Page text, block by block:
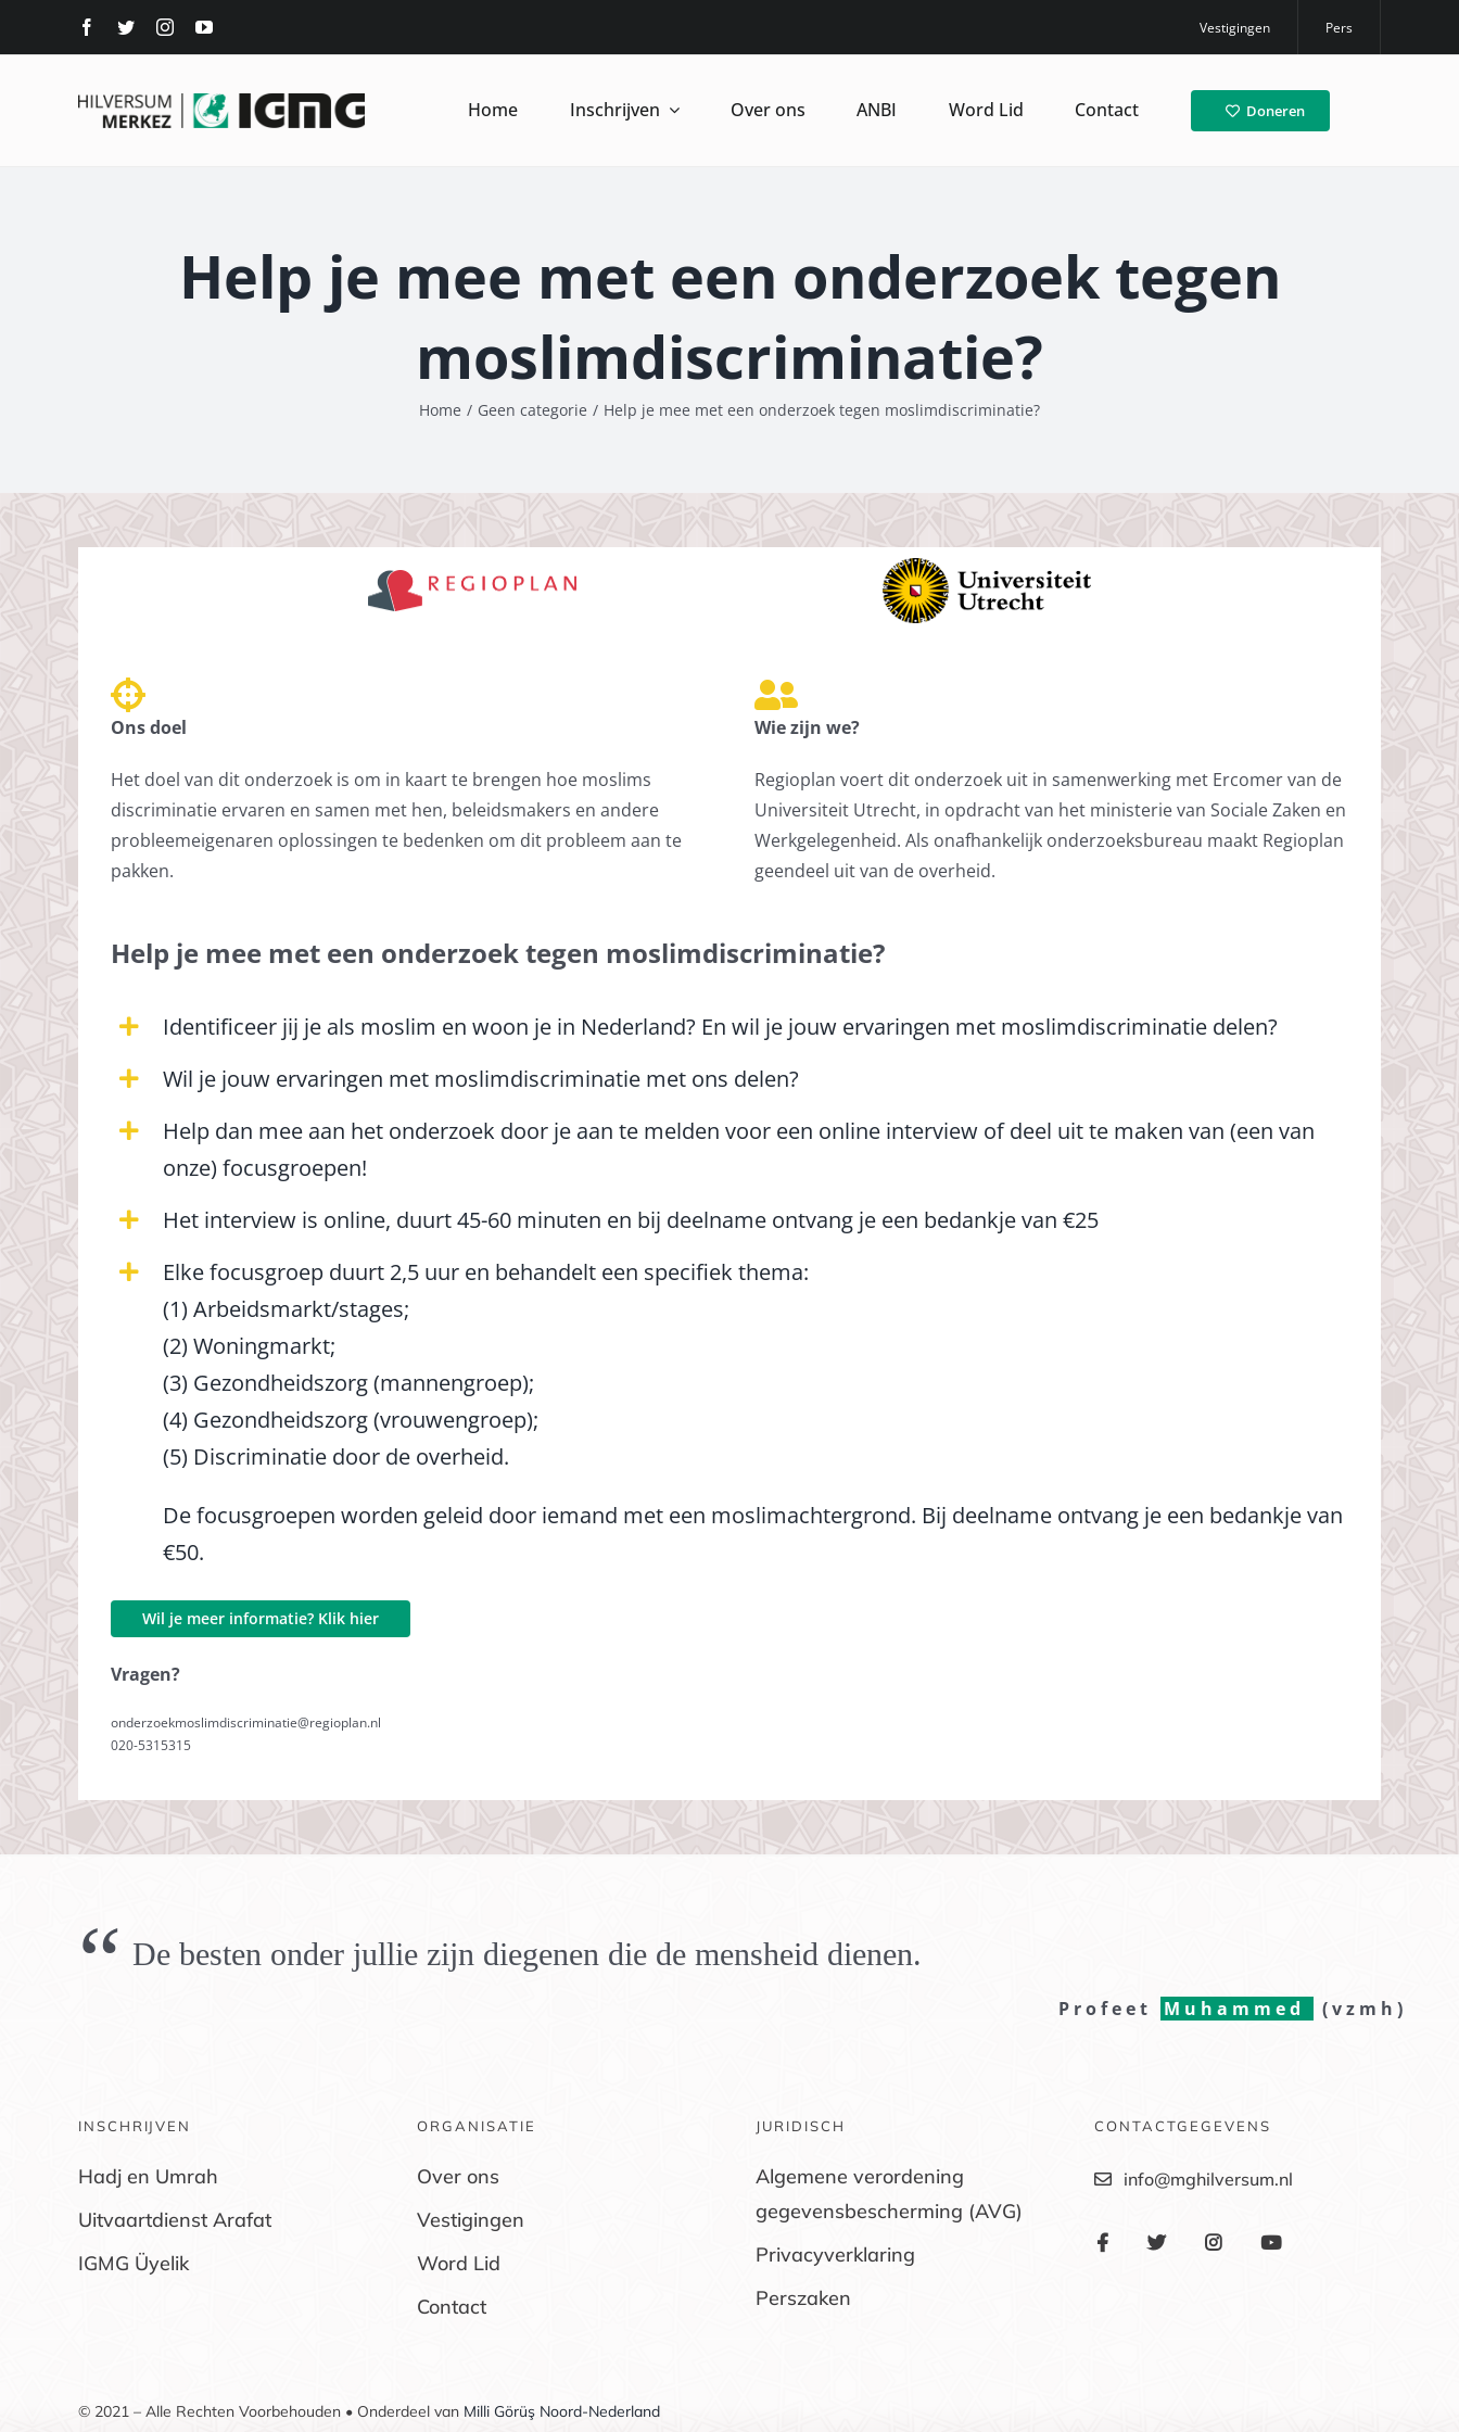
Vestigingen Pers
Home Inschrijven Over ons ANBI Word Lid Contact Doneren
Help je mee met een onderzoek tegen
moslimdiscriminatie?
Home / Geen categorie / Help je mee met een onderzoek tegen moslimdiscriminatie?
Ons doel
Het doel van dit onderzoek is om in kaart te brengen hoe moslims
discriminatie ervaren en samen met hen, beleidsmakers en andere
probleemeigenaren oplossingen te bedenken om dit probleem aan te
pakken.
Wie zijn we?
Regioplan voert dit onderzoek uit in samenwerking met Ercomer van de
Universiteit Utrecht, in opdracht van het ministerie van Sociale Zaken en
Werkgelegenheid. Als onafhankelijk onderzoeksbureau maakt Regioplan
geendeel uit van de overheid.
Help je mee met een onderzoek tegen moslimdiscriminatie?
Identificeer jij je als moslim en woon je in Nederland? En wil je jouw ervaringen met moslimdiscriminatie delen?
Wil je jouw ervaringen met moslimdiscriminatie met ons delen?
Help dan mee aan het onderzoek door je aan te melden voor een online interview of deel uit te maken van (een van
onze) focusgroepen!
Het interview is online, duurt 45-60 minuten en bij deelname ontvang je een bedankje van €25
Elke focusgroep duurt 2,5 uur en behandelt een specifiek thema:
(1) Arbeidsmarkt/stages;
(2) Woningmarkt;
(3) Gezondheidszorg (mannengroep);
(4) Gezondheidszorg (vrouwengroep);
(5) Discriminatie door de overheid.
De focusgroepen worden geleid door iemand met een moslimachtergrond. Bij deelname ontvang je een bedankje van
€50.
Wil je meer informatie? Klik hier
Vragen?
onderzoekmoslimdiscriminatie@regioplan.nl
020-5315315
“ De besten onder jullie zijn diegenen die de mensheid dienen.
Profeet Muhammed (vzmh)
INSCHRIJVEN
Hadj en Umrah
Uitvaartdienst Arafat
IGMG Üyelik
ORGANISATIE
Over ons
Vestigingen
Word Lid
Contact
JURIDISCH
Algemene verordening
gegevensbescherming (AVG)
Privacyverklaring
Perszaken
CONTACTGEGEVENS
info@mghilversum.nl
© 2021 – Alle Rechten Voorbehouden • Onderdeel van Milli Görüş Noord-Nederland